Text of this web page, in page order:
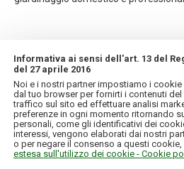
INFORMAZIONI
IL MIO ACCOUNT
Informativa ai sensi dell'art. 13 del
del 27 aprile 2016
Noi e i nostri partner impostiamo i
dal tuo browser per fornirti i contenuti del
traffico sul sito ed effettuare analisi
preferenze in ogni momento ritornando
personali, come gli identificativi dei
interessi, vengono elaborati dai nostri
o per negare il consenso a questi cookie,
estesa sull'utilizzo dei cookie - Cookie